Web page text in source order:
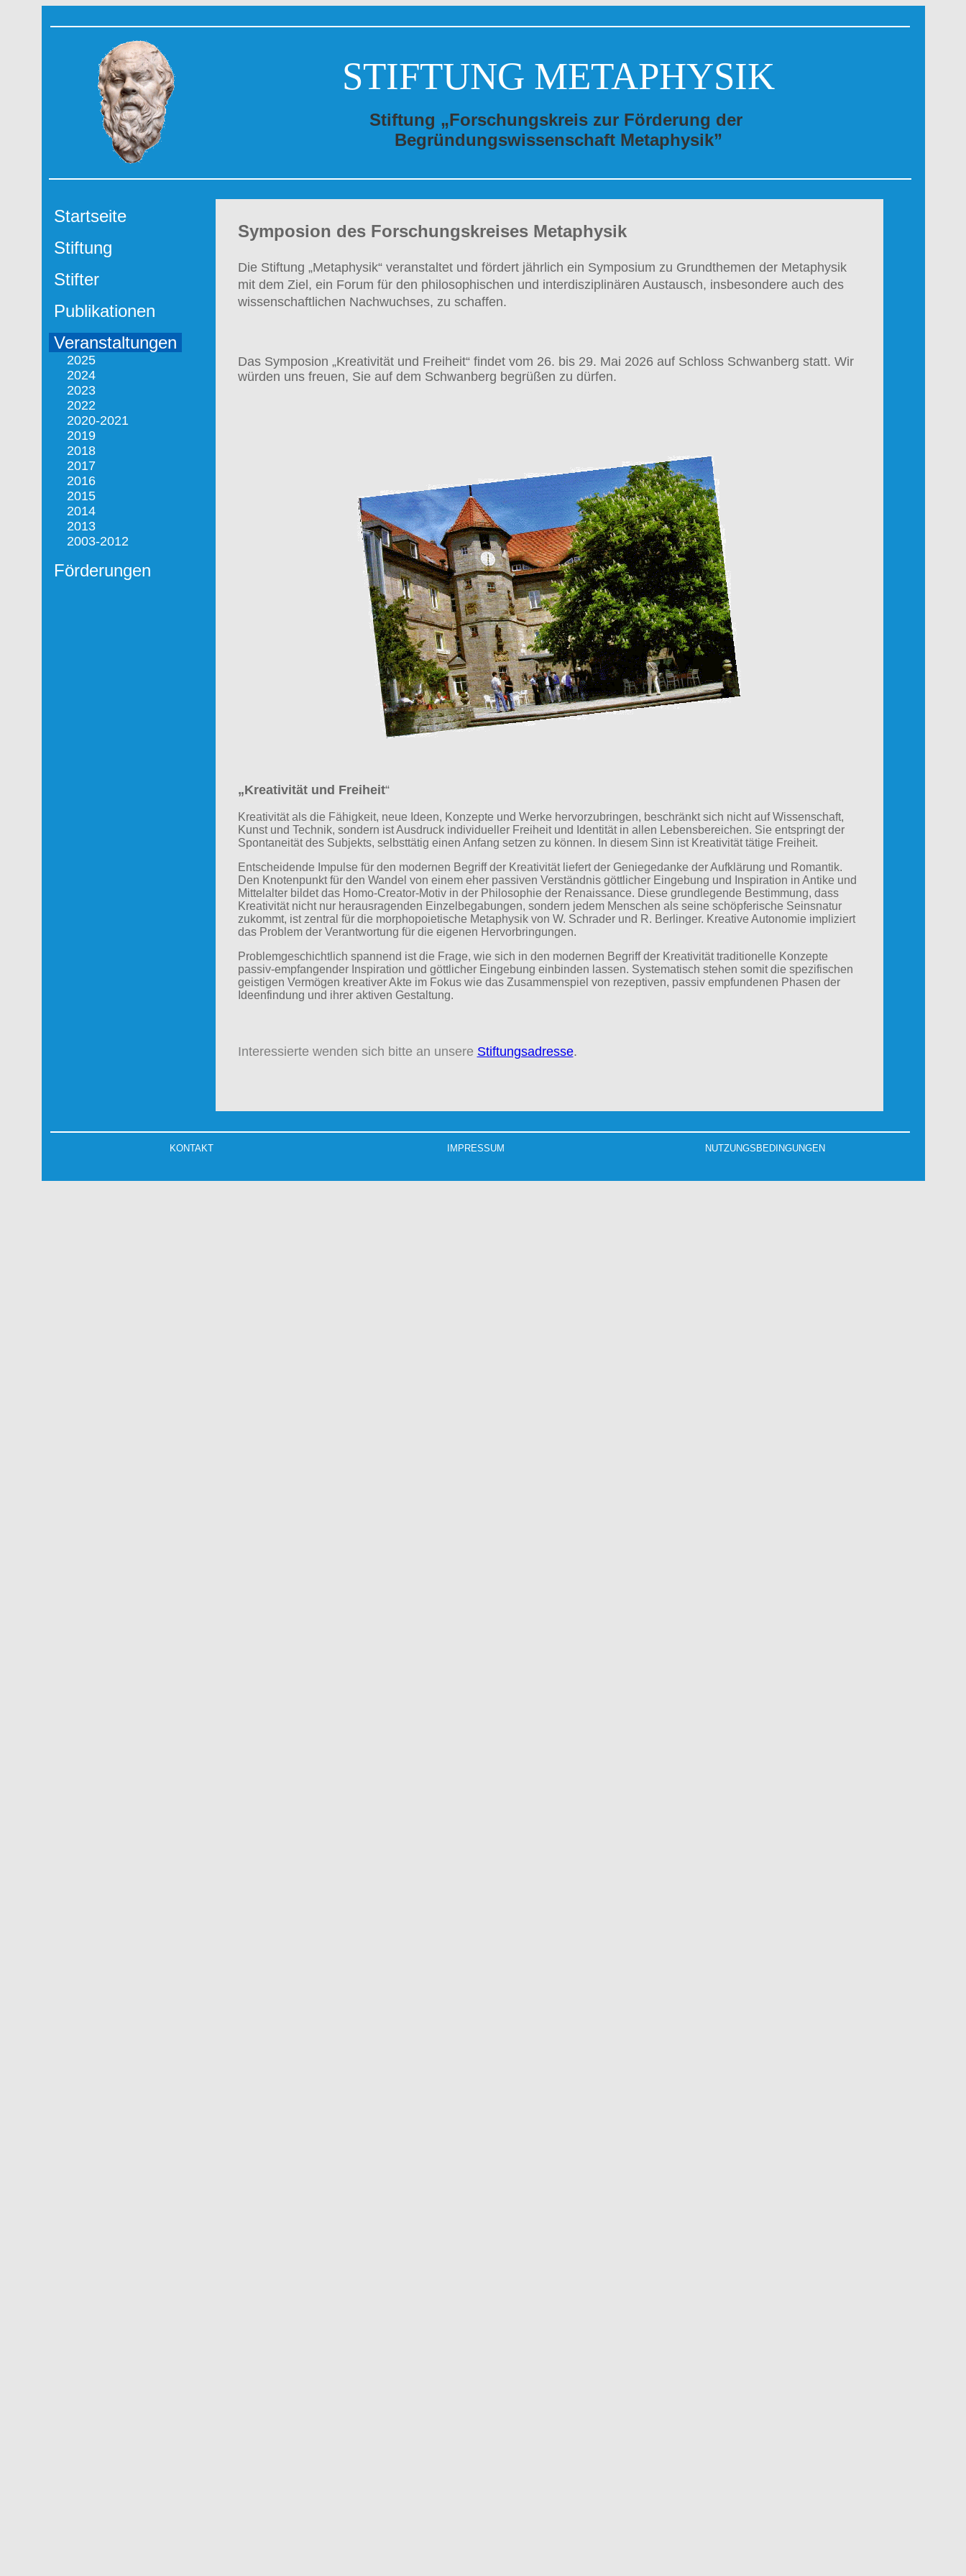
STIFTUNG METAPHYSIK
Stiftung „Forschungskreis zur Förderung der
Begründungswissenschaft Metaphysik”
Startseite
Stiftung
Stifter
Publikationen
Veranstaltungen
2025
2024
2023
2022
2020-2021
2019
2018
2017
2016
2015
2014
2013
2003-2012
Förderungen
Symposion des Forschungskreises Metaphysik
Die Stiftung „Metaphysik“ veranstaltet und fördert jährlich ein Symposium zu Grundthemen der Metaphysik
mit dem Ziel, ein Forum für den philosophischen und interdisziplinären Austausch, insbesondere auch des
wissenschaftlichen Nachwuchses, zu schaffen.
Das Symposion „Kreativität und Freiheit“ findet vom 26. bis 29. Mai 2026auf Schloss Schwanberg statt. Wir
würden uns freuen, Sie auf dem Schwanberg begrüßen zu dürfen.
„Kreativität und Freiheit“
Kreativität als die Fähigkeit, neue Ideen, Konzepte und Werke hervorzubringen, beschränkt sich nicht auf Wissenschaft,
Kunst und Technik, sondern ist Ausdruck individueller Freiheit und Identität in allen Lebensbereichen. Sie entspringt der
Spontaneität des Subjekts, selbsttätig einen Anfang setzen zu können. In diesem Sinn ist Kreativität tätige Freiheit.
Entscheidende Impulse für den modernen Begriff der Kreativität liefert der Geniegedanke der Aufklärung und Romantik.
Den Knotenpunkt für den Wandel von einem eher passiven Verständnis göttlicher Eingebung und Inspiration in Antike und
Mittelalter bildet das Homo-Creator-Motiv in der Philosophie der Renaissance. Diese grundlegende Bestimmung, dass
Kreativität nicht nur herausragenden Einzelbegabungen, sondern jedem Menschen als seine schöpferische Seinsnatur
zukommt, ist zentral für die morphopoietische Metaphysik von W. Schrader und R. Berlinger. Kreative Autonomie impliziert
das Problem der Verantwortung für die eigenen Hervorbringungen.
Problemgeschichtlich spannend ist die Frage, wie sich in den modernen Begriff der Kreativität traditionelle Konzepte
passiv-empfangender Inspiration und göttlicher Eingebung einbinden lassen. Systematisch stehen somit die spezifischen
geistigen Vermögen kreativer Akte im Fokus wie das Zusammenspiel von rezeptiven, passiv empfundenen Phasen der
Ideenfindung und ihrer aktiven Gestaltung.
Interessierte wenden sich bitte an unsere Stiftungsadresse.
KONTAKT IMPRESSUM NUTZUNGSBEDINGUNGEN